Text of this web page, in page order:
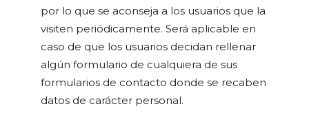
por lo que se aconseja a los usuarios que la
visiten periódicamente. Será aplicable en
caso de que los usuarios decidan rellenar
algún formulario de cualquiera de sus
formularios de contacto donde se recaben
datos de carácter personal.